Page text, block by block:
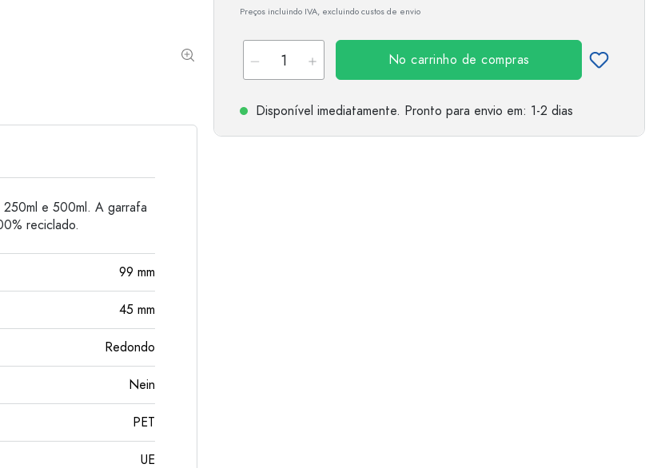
Preços incluindo IVA, excluindo custos de envio
No carrinho de compras
Disponível imediatamente. Pronto para envio em: 1-2 dias
250ml e 500ml. A garrafa
reciclado.
99 mm
45 mm
Redondo
Nein
PET
UE